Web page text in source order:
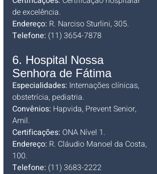
de excelência.
Endereço: R. Narciso Sturlini, 305.
Telefone: (11) 3654-7878
6. Hospital Nossa
Senhora de Fátima
Especialidades: Internações clínicas,
obstetrícia, pediatria.
Convênios: Hapvida, Prevent Senior,
Amil.
Certificações: ONA Nível 1.
Endereço: R. Cláudio Manoel da Costa,
100.
Telefone: (11) 3683-2222